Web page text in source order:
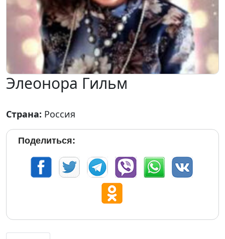
Элеонора Гильм
Страна: Россия
Поделиться: